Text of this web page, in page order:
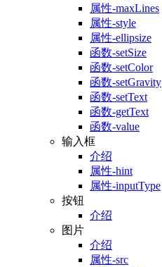
属性-maxLines
属性-style
属性-ellipsize
函数-setSize
函数-setColor
函数-setGravity
函数-setText
函数-getText
函数-value
输入框
介绍
属性-hint
属性-inputType
按钮
介绍
图片
介绍
属性-src